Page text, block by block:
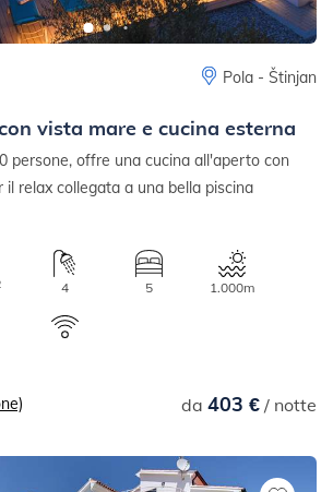
Pola - Štinjan
vista mare e cucina esterna
persone, offre una cucina all'aperto con
il relax collegata a una bella piscina
4 5 1.000m
da 403 €/ notte